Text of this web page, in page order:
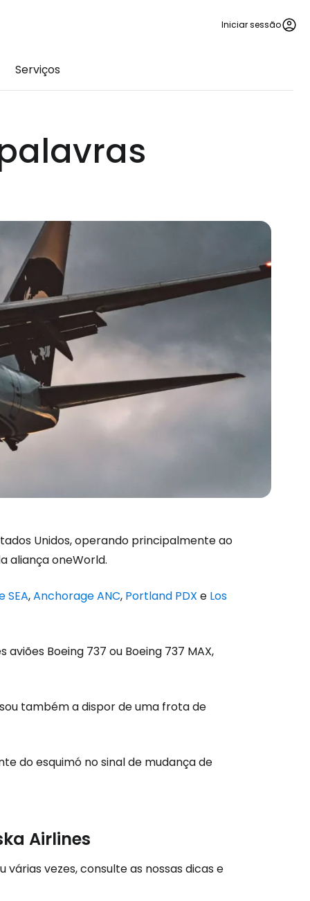
Iniciar sessão
Serviços
Unidos, operando principalmente ao
aliança oneWorld.
SEA,Anchorage ANC, Portland PDX e Los
Boeing 737 ou Boeing 737 MAX,
também a dispor de uma frota de
do esquimó no sinal de mudança de
Airlines
vezes, consulte as nossas dicas e
com o Google
com o Facebook
o correio eletrónico